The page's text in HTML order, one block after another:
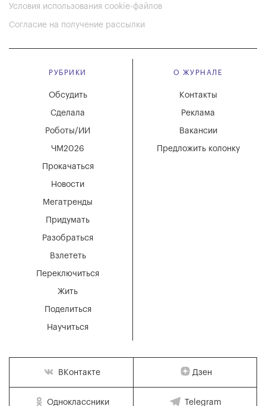
Условия использования cookie-файлов
Согласие на получение рассылки
РУБРИКИ
Мегатренды
Придумать
Разобраться
Взлететь
Новости
Переключиться
Жить
Поделиться
Научиться
Обсудить
Сделала
Роботы/ИИ
ЧМ2026
Прокачаться
О ЖУРНАЛЕ
Вакансии
Реклама
Контакты
Предложить колонку
ВКонтакте Дзен
Одноклассники Telegram